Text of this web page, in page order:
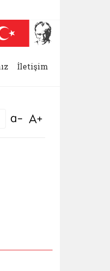
sekmede açılır)
İletişim
Bağlantıyı aç